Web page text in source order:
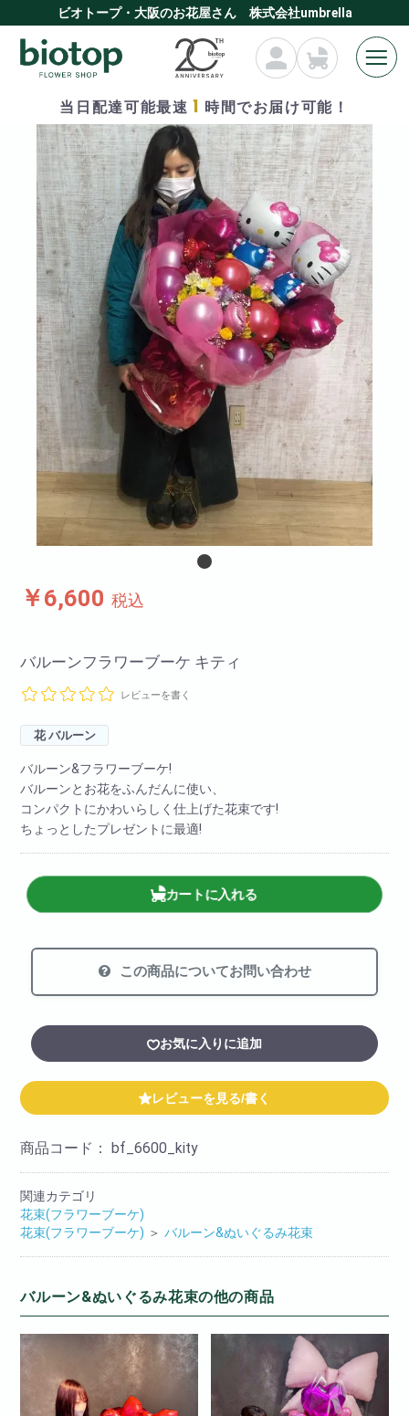
ビオトープ・大阪のお花屋さん 株式会社umbrella
当日配達可能最速 1 時間でお届け可能！
￥6,600 税込
バルーンフラワーブーケ キティ
レビューを書く
花 バルーン
バルーン&フラワーブーケ!
バルーンとお花をふんだんに使い、
コンパクトにかわいらしく仕上げた花束です!
ちょっとしたプレゼントに最適!
カートに入れる
この商品についてお問い合わせ
お気に入りに追加
レビューを見る/書く
商品コード：bf_6600_kity
関連カテゴリ
花束(フラワーブーケ)
花束(フラワーブーケ) ＞ バルーン&ぬいぐるみ花束
バルーン&ぬいぐるみ花束の他の商品